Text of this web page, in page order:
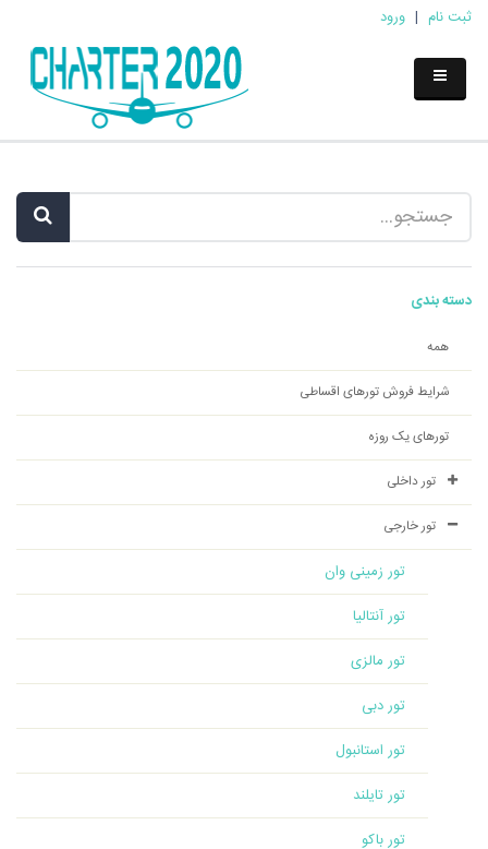
ثبت نام | ورود
دسته بندی
همه
شرایط فروش تورهای اقساطی
تورهای یک روزه
تور داخلی
تور خارجی
تور زمینی وان
تور آنتالیا
تور مالزی
تور دبی
تور استانبول
تور تایلند
تور باکو